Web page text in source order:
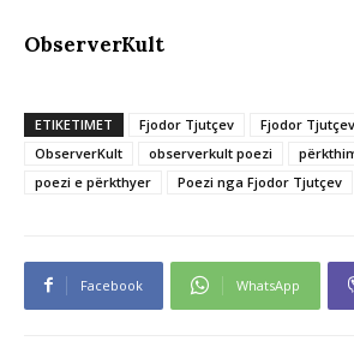
ObserverKult
ETIKETIMET Fjodor Tjutçev
Fjodor
ObserverKult
observerkult poezi
poezi e përkthyer
Poezi nga Fjodor Tjutçev
Facebook WhatsApp